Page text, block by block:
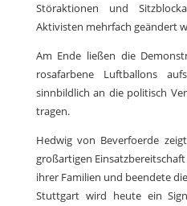
Störaktionen und
Aktivisten mehrfach geändert
Am Ende ließen die
rosafarbene Luftballons
sinnbildlich an die politisch
tragen.
Hedwig von Beverfoerde
großartigen
ihrer Familien und beendete
Stuttgart wird heute ein